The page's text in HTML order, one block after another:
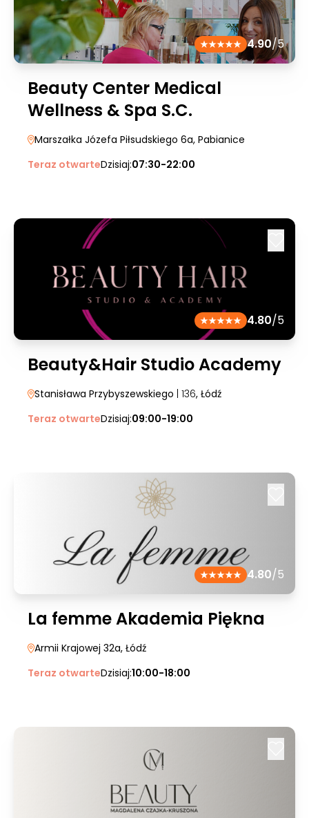
4.90/5
Beauty Center Medical
Wellness & Spa S.C.
Marszałka Józefa Piłsudskiego 6a, Pabianice
Teraz otwarteDzisiaj:07:30-22:00
4.80/5
Beauty&Hair Studio Academy
Stanisława Przybyszewskiego | 136, Łódź
Teraz otwarteDzisiaj:09:00-19:00
4.80/5
La femme Akademia Piękna
Armii Krajowej 32a, Łódź
Teraz otwarteDzisiaj:10:00-18:00